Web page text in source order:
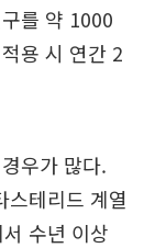
를 약 1000
용 시 연간 2
우가 많다.
스테리드 계열
수년 이상